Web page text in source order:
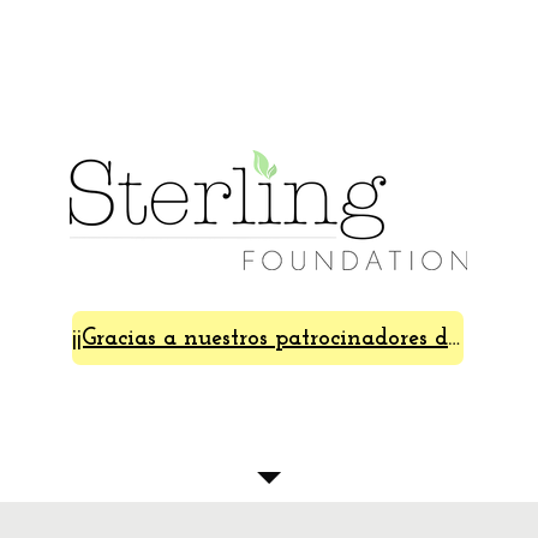
¡¡Gracias a nuestros patrocinadores de SterlingFest 2024!!